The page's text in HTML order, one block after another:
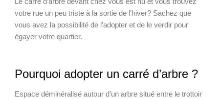
votre rue un peu triste à la sortie de l’hiver? Sachez que
vous avez la possibilité de l’adopter et de le verdir pour
égayer votre quartier.
Pourquoi adopter un carré d’arbre ?
Espace déminéralisé autour d’un arbre situé entre le trottoir